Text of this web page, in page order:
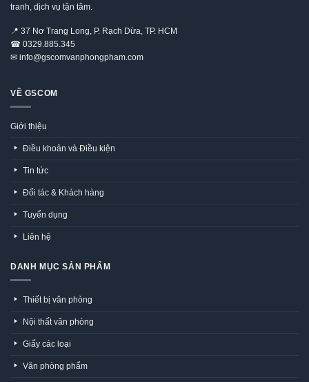
tranh, dịch vụ tận tâm.
📍 37 Nơ Trang Long, P. Rạch Dừa, TP. HCM
☎ 0329.885.345
✉ info@gscomvanphongpham.com
VỀ GSCOM
Giới thiệu
Điều khoản và Điều kiện
Tin tức
Đối tác & Khách hàng
Tuyển dụng
Liên hệ
DANH MỤC SẢN PHẨM
Thiết bị văn phòng
Nội thất văn phòng
Giấy các loại
Văn phòng phẩm